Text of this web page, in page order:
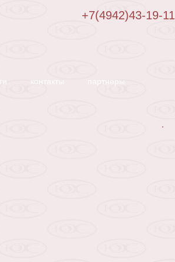
+7(4942)43-19-11
контакты партнеры